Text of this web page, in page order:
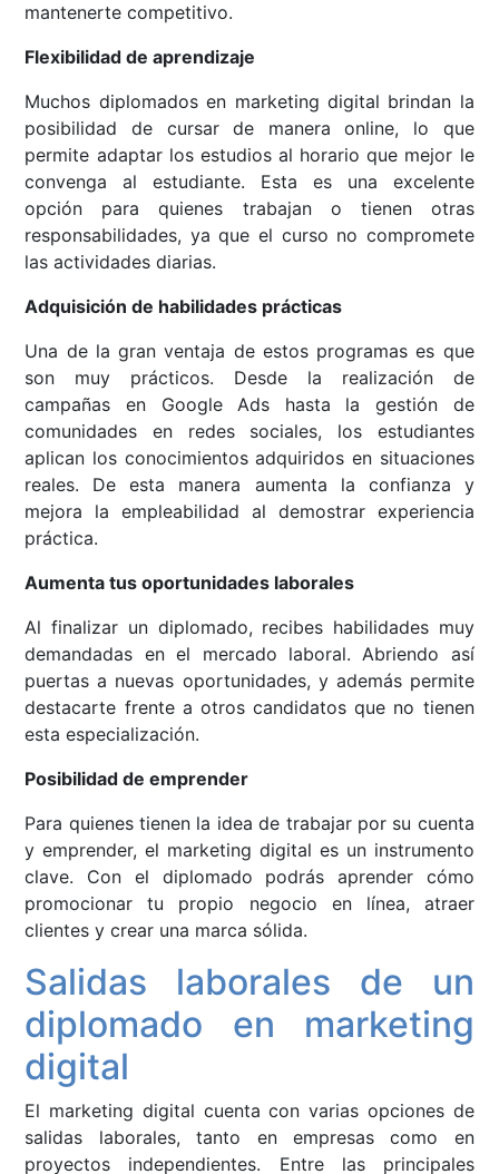
mantenerte competitivo.
Flexibilidad de aprendizaje
Muchos diplomados en marketing digital brindan la
posibilidad de cursar de manera online, lo que
permite adaptar los estudios al horario que mejor le
convenga al estudiante. Esta es una excelente
opción para quienes trabajan o tienen otras
responsabilidades, ya que el curso no compromete
las actividades diarias.
Adquisición de habilidades prácticas
Una de la gran ventaja de estos programas es que
son muy prácticos. Desde la realización de
campañas en Google Ads hasta la gestión de
comunidades en redes sociales, los estudiantes
aplican los conocimientos adquiridos en situaciones
reales. De esta manera aumenta la confianza y
mejora la empleabilidad al demostrar experiencia
práctica.
Aumenta tus oportunidades laborales
Al finalizar un diplomado, recibes habilidades muy
demandadas en el mercado laboral. Abriendo así
puertas a nuevas oportunidades, y además permite
destacarte frente a otros candidatos que no tienen
esta especialización.
Posibilidad de emprender
Para quienes tienen la idea de trabajar por su cuenta
y emprender, el marketing digital es un instrumento
clave. Con el diplomado podrás aprender cómo
promocionar tu propio negocio en línea, atraer
clientes y crear una marca sólida.
Salidas laborales de un
diplomado en marketing
digital
El marketing digital cuenta con varias opciones de
salidas laborales, tanto en empresas como en
proyectos independientes. Entre las principales